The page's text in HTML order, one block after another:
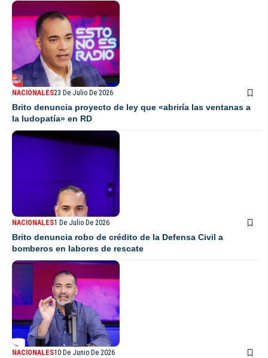
NACIONALES23 De Julio De 2026
Brito denuncia proyecto de ley que «abriría las ventanas a
la ludopatía» en RD
NACIONALES1 De Julio De 2026
Brito denuncia robo de crédito de la Defensa Civil a
bomberos en labores de rescate
NACIONALES10 De Junio De 2026